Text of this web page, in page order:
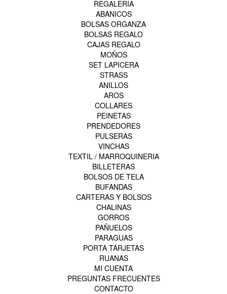
REGALERIA
ABANICOS
BOLSAS ORGANZA
BOLSAS REGALO
CAJAS REGALO
MOÑOS
SET LAPICERA
STRASS
ANILLOS
AROS
COLLARES
PEINETAS
PRENDEDORES
PULSERAS
VINCHAS
TEXTIL / MARROQUINERIA
BILLETERAS
BOLSOS DE TELA
BUFANDAS
CARTERAS Y BOLSOS
CHALINAS
GORROS
PAÑUELOS
PARAGUAS
PORTA TARJETAS
RUANAS
MI CUENTA
PREGUNTAS FRECUENTES
CONTACTO